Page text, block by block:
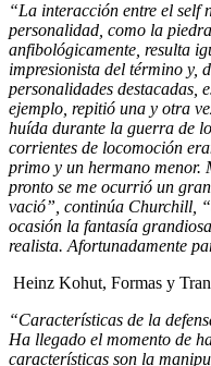
“La interacción entre el self
personalidad, como la
anfibológicamente, resulta
impresionista del término y,
personalidades destacadas,
ejemplo, repitió una y otra
huída durante la guerra de
corrientes de locomoción
primo y un hermano menor.
pronto se me ocurrió un
vació”, continúa Churchill,
ocasión la fantasía
realista. Afortunadamente
Heinz Kohut, Formas y
“Características de la
Ha llegado el momento de
características son la